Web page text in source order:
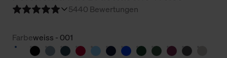
5440 Bewertungen
Farbeweiss - 001